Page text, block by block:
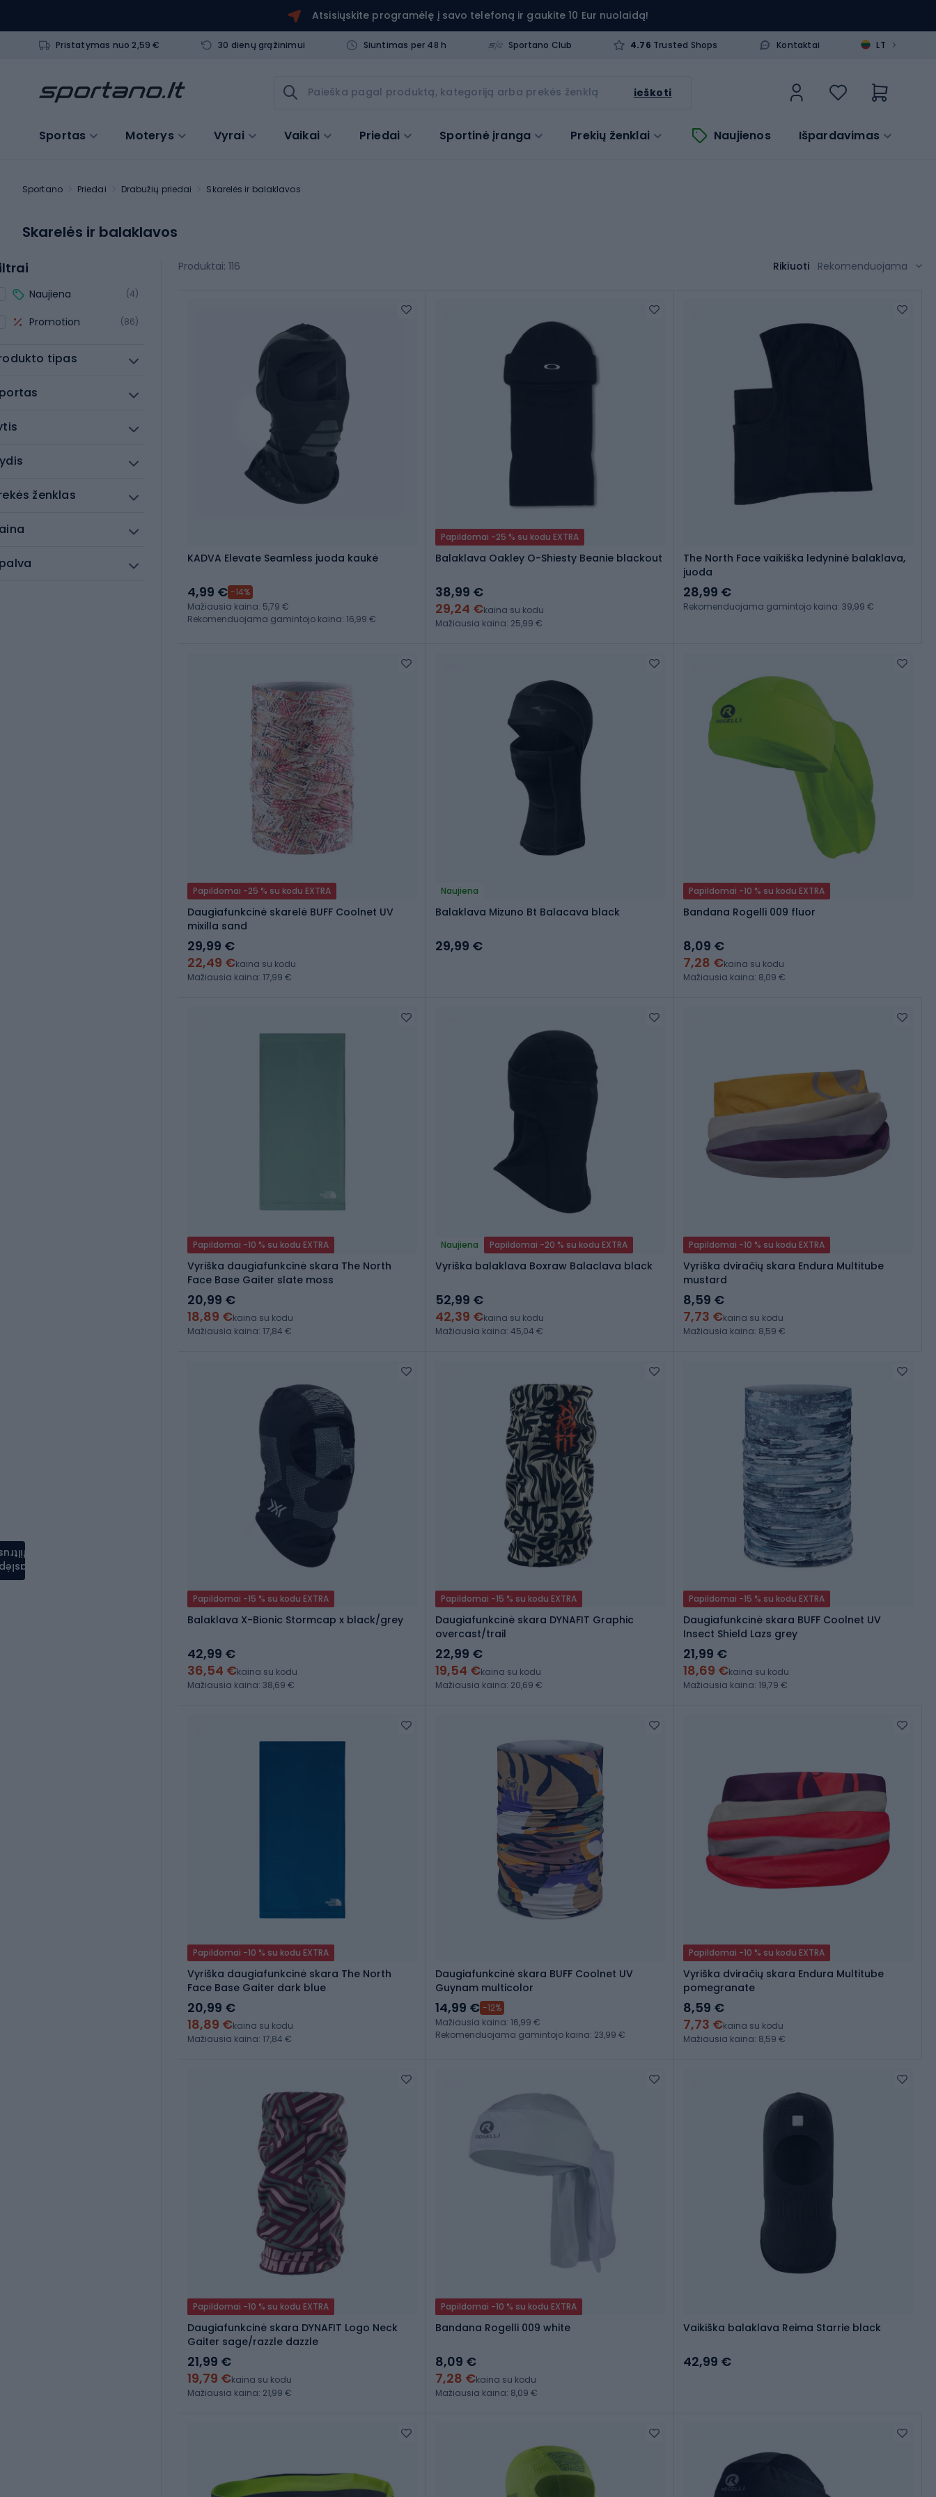
Atsisiųskite programėlę į savo telefoną ir gaukite 10 Eur nuolaidą!
Pristatymas nuo 2,59 € 30 dienų grąžinimui Siuntimas per 48 h Sportano Club 4.76 Trusted Shops Kontaktai LT >
ieškoti
Sportas Moterys Vyrai Vaikai Priedai Sportinė įranga Prekių ženklai Naujienos Išpardavimas
Sportano Priedai Drabužių priedai Skarelės ir balaklavos
Skarelės ir balaklavos
Naujiena (4)
Promotion (86)
tipas
ženklas
Produktai: 116 Rikiuoti Rekomenduojama
KADVA Elevate Seamless juoda kaukė
4,99 € -14%
Mažiausia kaina: 5,79 €
Rekomenduojama gamintojo kaina: 16,99 €
Papildomai -25 % su kodu EXTRA
Balaklava Oakley O-Shiesty Beanie blackout
38,99 €
29,24 €kaina su kodu
Mažiausia kaina: 25,99 €
The North Face vaikiška ledyninė balaklava,
juoda
28,99 €
Rekomenduojama gamintojo kaina: 39,99 €
Papildomai -25 % su kodu EXTRA
Daugiafunkcinė skarelė BUFF Coolnet UV
mixilla sand
29,99 €
22,49 €kaina su kodu
Mažiausia kaina: 17,99 €
Naujiena
Balaklava Mizuno Bt Balacava black
29,99 €
Papildomai -10 % su kodu EXTRA
Bandana Rogelli 009 fluor
8,09 €
7,28 €kaina su kodu
Mažiausia kaina: 8,09 €
Papildomai -10 % su kodu EXTRA
Vyriška daugiafunkcinė skara The North
Face Base Gaiter slate moss
20,99 €
18,89 €kaina su kodu
Mažiausia kaina: 17,84 €
Naujiena Papildomai -20 % su kodu EXTRA
Vyriška balaklava Boxraw Balaclava black
52,99 €
42,39 €kaina su kodu
Mažiausia kaina: 45,04 €
Papildomai -10 % su kodu EXTRA
Vyriška dviračių skara Endura Multitube
mustard
8,59 €
7,73 €kaina su kodu
Mažiausia kaina: 8,59 €
Papildomai -15 % su kodu EXTRA
Balaklava X-Bionic Stormcap x black/grey
42,99 €
36,54 €kaina su kodu
Mažiausia kaina: 38,69 €
Papildomai -15 % su kodu EXTRA
Daugiafunkcinė skara DYNAFIT Graphic
overcast/trail
22,99 €
19,54 €kaina su kodu
Mažiausia kaina: 20,69 €
Papildomai -15 % su kodu EXTRA
Daugiafunkcinė skara BUFF Coolnet UV
Insect Shield Lazs grey
21,99 €
18,69 €kaina su kodu
Mažiausia kaina: 19,79 €
Papildomai -10 % su kodu EXTRA
Vyriška daugiafunkcinė skara The North
Face Base Gaiter dark blue
20,99 €
18,89 €kaina su kodu
Mažiausia kaina: 17,84 €
Daugiafunkcinė skara BUFF Coolnet UV
Guynam multicolor
14,99 € -12%
Mažiausia kaina: 16,99 €
Rekomenduojama gamintojo kaina: 23,99 €
Papildomai -10 % su kodu EXTRA
Vyriška dviračių skara Endura Multitube
pomegranate
8,59 €
7,73 €kaina su kodu
Mažiausia kaina: 8,59 €
Papildomai -10 % su kodu EXTRA
Daugiafunkcinė skara DYNAFIT Logo Neck
Gaiter sage/razzle dazzle
21,99 €
19,79 €kaina su kodu
Mažiausia kaina: 21,99 €
Papildomai -10 % su kodu EXTRA
Bandana Rogelli 009 white
8,09 €
7,28 €kaina su kodu
Mažiausia kaina: 8,09 €
Vaikiška balaklava Reima Starrie black
42,99 €